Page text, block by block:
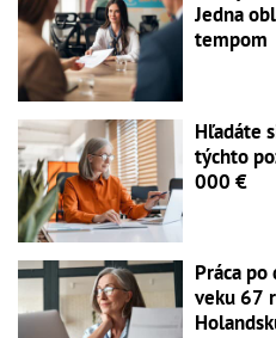
Jedna
tempom
Hľadáte
týchto
000 €
Práca
veku 67